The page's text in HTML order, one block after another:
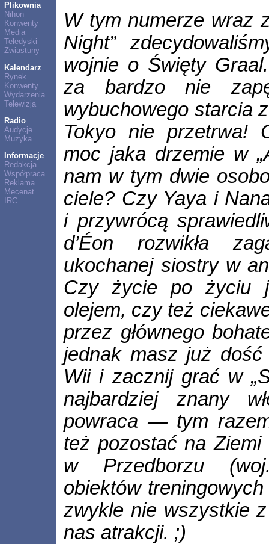
Plikownia
Nihon
Konwenty
Media
Teledyski
Zwiastuny
Kalendarz
Rynek
Konwenty
Wydarzenia
Telewizja
Radio
Audycje
Muzyka
Informacje
Redakcja
Współpraca
Reklama
Mecenat
IRC
W tym numerze wraz
Night”
wojnie o Święty
za bardzo nie
wybuchowego starcia
Tokyo nie przetrwa!
moc jaka drzemie w
nam w tym dwie
ciele? Czy Yaya i
i przywrócą
d’Éon rozwikła
ukochanej siostry w
Czy życie po życiu
olejem, czy też
przez głównego
jednak masz już
Wii i zacznij grać w
najbardziej znany
powraca — tym
też pozostać na
w Przedborzu
obiektów
zwykle nie wszystkie
nas atrakcji. ;)